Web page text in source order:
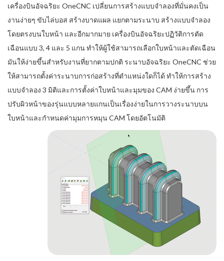
เครื่องบินอัจฉริยะ OneCNC เปลี่ยนการสร้างแบบจำลองที่มั่นคงเป็น
งานง่ายๆ ขับไล่บอส สร้างบาดแผล แยกตามระนาบ สร้างแบบจำลอง
โดยตรงบนใบหน้า และอีกมากมาย เครื่องบินอัจฉริยะปฏิวัติการตัด
เฉือนแบบ 3, 4 และ 5 แกน ทำให้ผู้ใช้สามารถเลือกใบหน้าและตัดเฉือน
มันให้ง่ายขึ้นสำหรับงานที่ยากตามปกติ ระนาบอัจฉริยะ OneCNC ช่วย
ให้สามารถตั้งค่าระนาบการก่อสร้างที่ตำแหน่งใดก็ได้ ทำให้การสร้าง
แบบจำลอง 3 มิติและการตั้งค่าใบหน้าและมุมของ CAM ง่ายขึ้น การ
ปรับผิวหน้าของรุ่นแบบหลายแกนเป็นเรื่องง่ายในการวางระนาบบน
ใบหน้าและกำหนดค่ามุมการหมุน CAM โดยอัตโนมัติ